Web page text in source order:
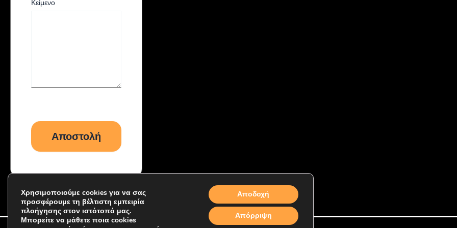
Κείμενο
Χρησιμοποιούμε cookies για να σας
προσφέρουμε τη βέλτιστη εμπειρία
πλοήγησης στον ιστότοπό μας.
Μπορείτε να μάθετε ποια cookies
Αποδοχή
Απόρριψη